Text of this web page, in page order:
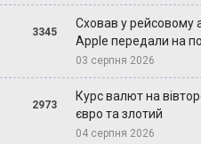
3345
Сховав у рейсовому
Apple передали на
03 серпня 2026
2973
Курс валют на
євро та злотий
04 серпня 2026